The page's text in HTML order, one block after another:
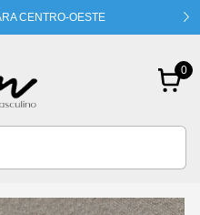
CENTRO-OESTE
0